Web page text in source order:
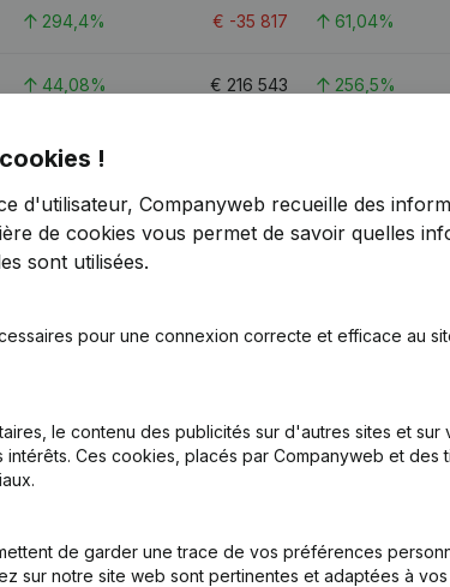
294,4% € -35 817 61,04%
44,08% € 216 543 256,5%
Juridique - Demissions, Nominations
!
d'utilisateur, Companyweb recueille des
de cookies vous permet de savoir quelles
sont utilisées.
pour une connexion correcte et efficace au
le contenu des publicités sur d'autres sites et sur
Ces cookies, placés par Companyweb et des
de garder une trace de vos préférences
sur notre site web sont pertinentes et adaptées à